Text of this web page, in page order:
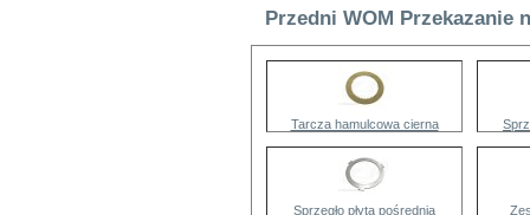
Przedni WOM Przekazanie
Tarcza hamulcowa cierna
Sprzęgło płyta pośrednia